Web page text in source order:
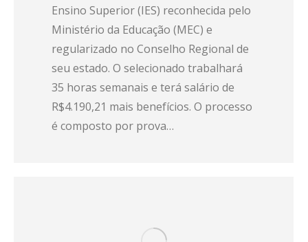
Ensino Superior (IES) reconhecida pelo
Ministério da Educação (MEC) e
regularizado no Conselho Regional de
seu estado. O selecionado trabalhará
35 horas semanais e terá salário de
R$4.190,21 mais benefícios. O processo
é composto por prova…